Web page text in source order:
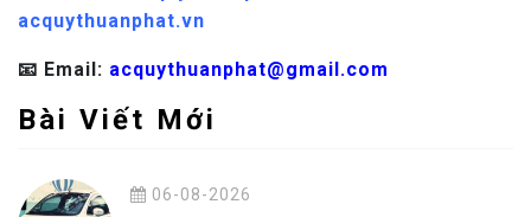
acquythuanphat.vn
📧 Email: acquythuanphat@gmail.com
Bài Viết Mới
06-08-2026